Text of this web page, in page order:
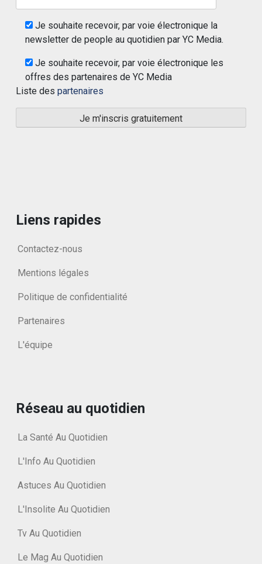
Je souhaite recevoir, par voie électronique la
newsletter de people au quotidien par YC Media.
Je souhaite recevoir, par voie électronique les
offres des partenaires de YC Media
Liste des partenaires
Liens rapides
Contactez-nous
Mentions légales
Politique de confidentialité
Partenaires
L'équipe
Réseau au quotidien
La Santé Au Quotidien
L'Info Au Quotidien
Astuces Au Quotidien
L'Insolite Au Quotidien
Tv Au Quotidien
Le Mag Au Quotidien